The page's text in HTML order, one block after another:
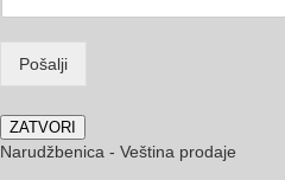
Pošalji
ZATVORI
Narudžbenica - Veština prodaje